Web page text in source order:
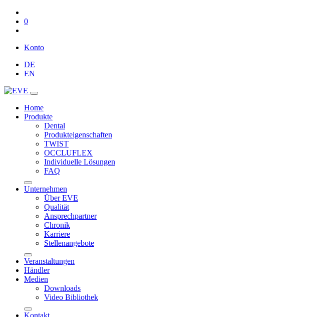
0
Konto
DE
EN
Home
Produkte
Dental
Produkteigenschaften
TWIST
OCCLUFLEX
Individuelle Lösungen
FAQ
Unternehmen
Über EVE
Qualität
Ansprechpartner
Chronik
Karriere
Stellenangebote
Veranstaltungen
Händler
Medien
Downloads
Video Bibliothek
Kontakt